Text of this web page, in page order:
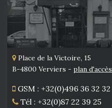
Place de la Victoire, 15
B-4800 Verviers - plan d'accès
GSM : +32(0)496 36 32 32
Tél : +32(0)87 22 39 25